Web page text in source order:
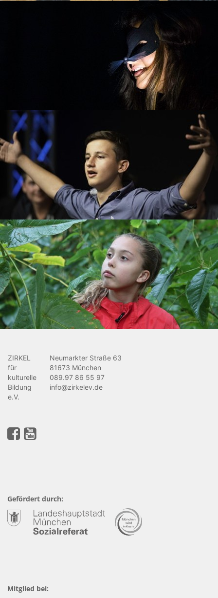
ZIRKEL
Neumarkter Straße 63
für
81673 München
kulturelle
089.97 86 55 97
Bildung
info@zirkelev.de
e.V.
Gefördert durch:
Mitglied bei: